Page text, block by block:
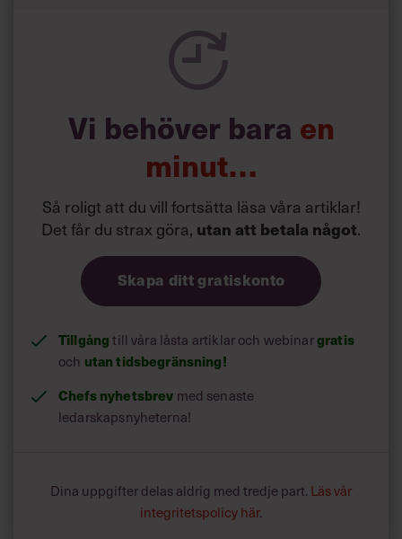
Vi behöver bara en
minut…
Så roligt att du vill fortsätta läsa våra artiklar!
Det får du strax göra, utan att betala något.
Skapa ditt gratiskonto
Tillgångtill våra låsta artiklar och webinargratis
och utan tidsbegränsning!
Chefs nyhetsbrev med senaste
ledarskapsnyheterna!
Dina uppgifter delas aldrig med tredje part. Läs vår
integritetspolicy här.